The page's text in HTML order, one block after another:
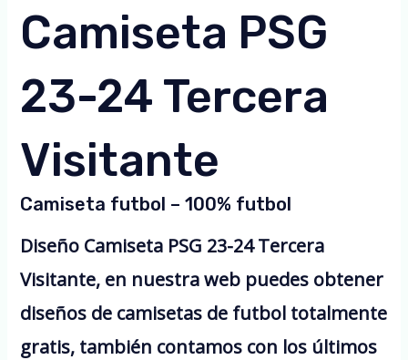
Camiseta PSG
23-24 Tercera
Visitante
Camiseta futbol – 100% futbol
Diseño Camiseta PSG 23-24 Tercera
Visitante, en nuestra web puedes obtener
diseños de camisetas de futbol totalmente
gratis, también contamos con los últimos